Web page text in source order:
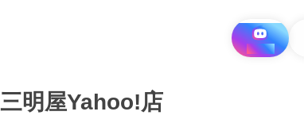
i と探す
三明屋Yahoo!店